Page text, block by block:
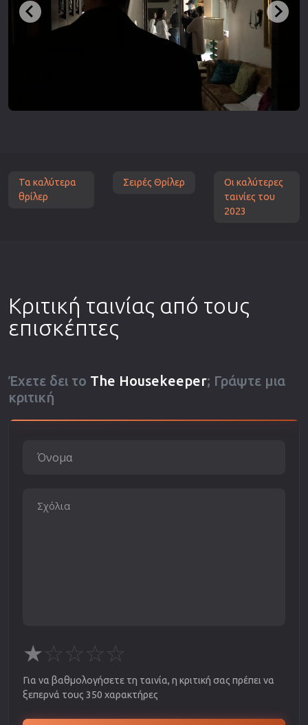
Τα καλύτερα
θρίλερ
Σειρές Θρίλερ
Οι καλύτερες
ταινίες του
2023
Κριτική ταινίας από τους
επισκέπτες
Έχετε δει το The Housekeeper; Γράψτε μια
κριτική
★☆☆☆☆
Για να βαθμολογήσετε τη ταινία, η κριτική σας πρέπει να
ξεπερνά τους 350 χαρακτήρες